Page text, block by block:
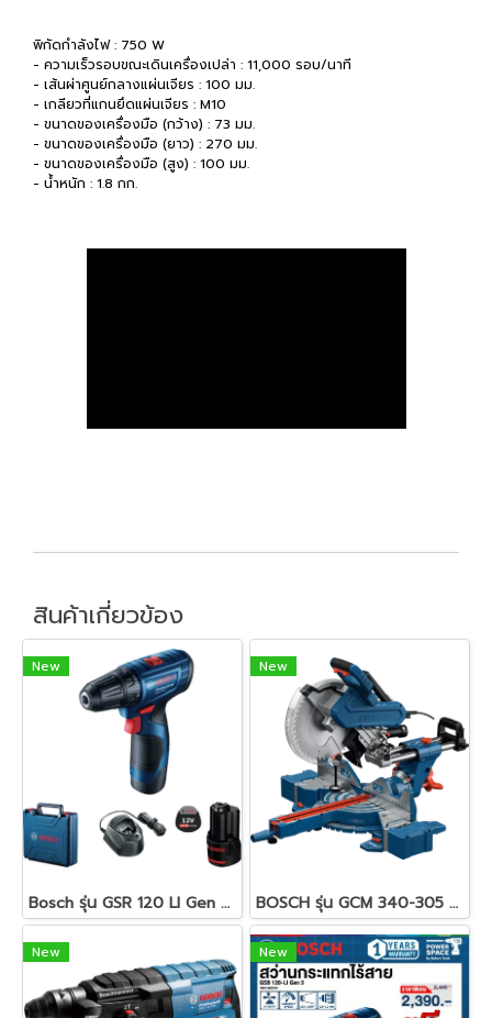
พิกัดกำลังไฟ : 750 W
- ความเร็วรอบขณะเดินเครื่องเปล่า : 11,000 รอบ/นาที
- เส้นผ่าศูนย์กลางแผ่นเจียร : 100 มม.
- เกลียวที่แกนยึดแผ่นเจียร : M10
- ขนาดของเครื่องมือ (กว้าง) : 73 มม.
- ขนาดของเครื่องมือ (ยาว) : 270 มม.
- ขนาดของเครื่องมือ (สูง) : 100 มม.
- น้ำหนัก : 1.8 กก.
สินค้าเกี่ยวข้อง
New
Bosch รุ่น GSR 120 LI Gen 3 สว่านไร้สาย 12 โวลต์ แบตเตอรี่ 2.0 Ah / 2ก้อน แท่นชาร์จ (06019G80K0)
New
BOSCH รุ่น GCM 340-305 D แท่นตัดองศา รหัส 0601B600K0
New New